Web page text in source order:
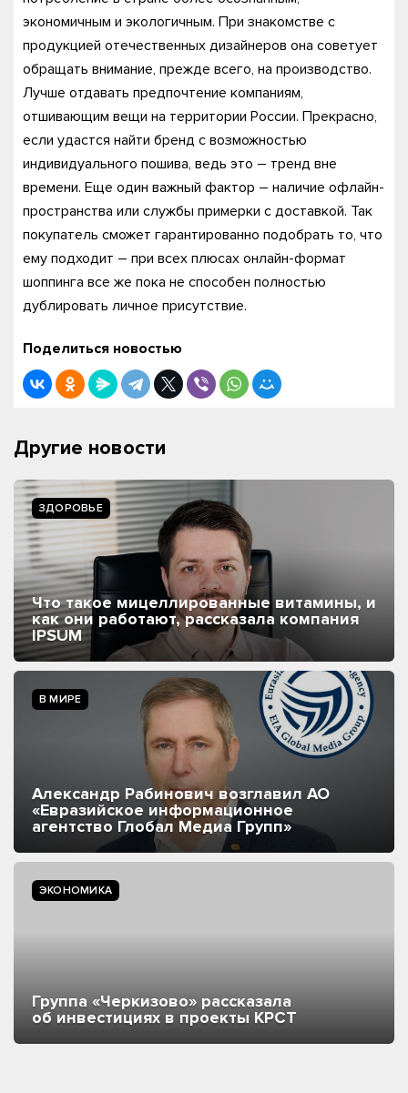
экономичным и экологичным. При знакомстве с
продукцией отечественных дизайнеров она советует
обращать внимание, прежде всего, на производство.
Лучше отдавать предпочтение компаниям,
отшивающим вещи на территории России. Прекрасно,
если удастся найти бренд с возможностью
индивидуального пошива, ведь это – тренд вне
времени. Еще один важный фактор – наличие офлайн-
пространства или службы примерки с доставкой. Так
покупатель сможет гарантированно подобрать то, что
ему подходит – при всех плюсах онлайн-формат
шоппинга все же пока не способен полностью
дублировать личное присутствие.
Поделиться новостью
Другие новости
ЗДОРОВЬЕ
Что такое мицеллированные витамины, и
как они работают, рассказала компания
IPSUM
В МИРЕ
Александр Рабинович возглавил АО
«Евразийское информационное
агентство Глобал Медиа Групп»
ЭКОНОМИКА
Группа «Черкизово» рассказала
об инвестициях в проекты КРСТ